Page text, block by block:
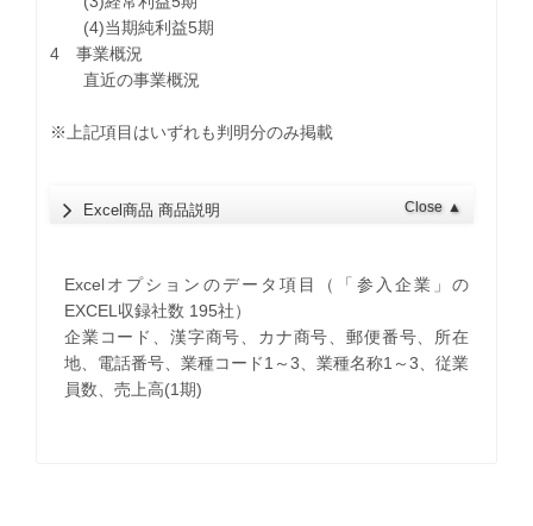
(4)当期純利益5期
4 事業概況
直近の事業概況
※上記項目はいずれも判明分のみ掲載
Excel商品 商品説明 Close ▲
Excelオプションのデータ項目（「参入企業」の
EXCEL収録社数 195社）
企業コード、漢字商号、カナ商号、郵便番号、所在
地、電話番号、業種コード1～3、業種名称1～3、従業
員数、売上高(1期)